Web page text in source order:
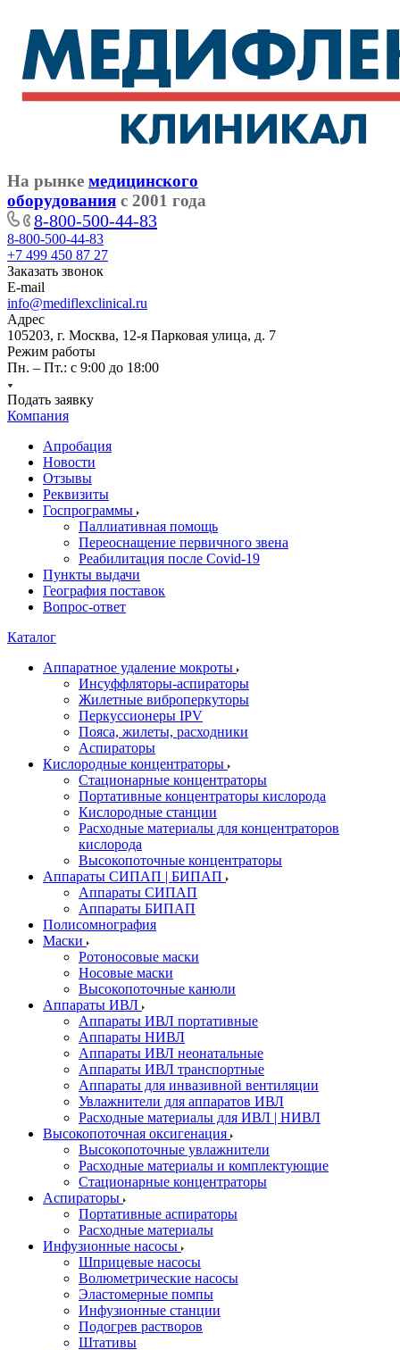
На рынке медицинского
оборудования с 2001 года
8-800-500-44-83
8-800-500-44-83
+7 499 450 87 27
Заказать звонок
E-mail
info@mediflexclinical.ru
Адрес
105203, г. Москва, 12-я Парковая улица, д. 7
Режим работы
Пн. – Пт.: с 9:00 до 18:00
Подать заявку
Компания
Апробация
Новости
Отзывы
Реквизиты
Госпрограммы
Паллиативная помощь
Переоснащение первичного звена
Реабилитация после Covid-19
Пункты выдачи
География поставок
Вопрос-ответ
Каталог
Аппаратное удаление мокроты
Инсуффляторы-аспираторы
Жилетные виброперкуторы
Перкуссионеры IPV
Пояса, жилеты, расходники
Аспираторы
Кислородные концентраторы
Стационарные концентраторы
Портативные концентраторы кислорода
Кислородные станции
Расходные материалы для концентраторов
кислорода
Высокопоточные концентраторы
Аппараты СИПАП | БИПАП
Аппараты СИПАП
Аппараты БИПАП
Полисомнография
Маски
Ротоносовые маски
Носовые маски
Высокопоточные канюли
Аппараты ИВЛ
Аппараты ИВЛ портативные
Аппараты НИВЛ
Аппараты ИВЛ неонатальные
Аппараты ИВЛ транспортные
Аппараты для инвазивной вентиляции
Увлажнители для аппаратов ИВЛ
Расходные материалы для ИВЛ | НИВЛ
Высокопоточная оксигенация
Высокопоточные увлажнители
Расходные материалы и комплектующие
Стационарные концентраторы
Аспираторы
Портативные аспираторы
Расходные материалы
Инфузионные насосы
Шприцевые насосы
Волюметрические насосы
Эластомерные помпы
Инфузионные станции
Подогрев растворов
Штативы